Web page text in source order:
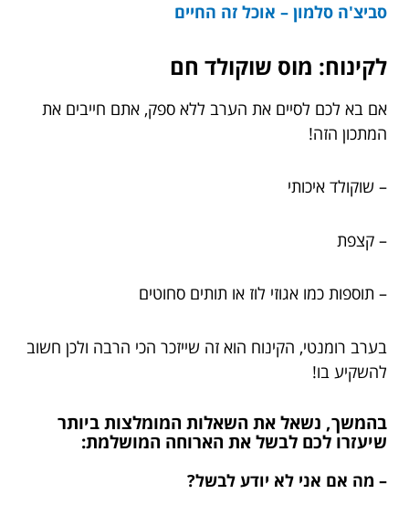
סביצ'ה סלמון – אוכל זה החיים
לקינוח: מוס שוקולד חם
אם בא לכם לסיים את הערב ללא ספק, אתם חייבים את
המתכון הזה!
– שוקולד איכותי
– קצפת
– תוספות כמו אגוזי לוז או תותים סחוטים
בערב רומנטי, הקינוח הוא זה שייזכר הכי הרבה ולכן חשוב
להשקיע בו!
בהמשך, נשאל את השאלות המומלצות ביותר
שיעזרו לכם לבשל את הארוחה המושלמת:
– מה אם אני לא יודע לבשל?